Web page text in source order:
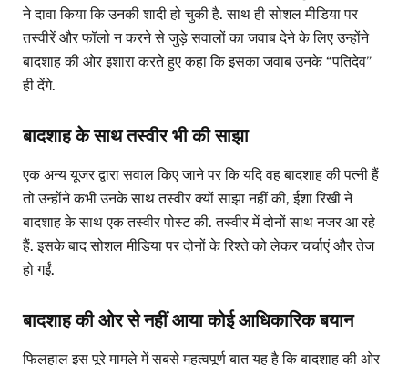
ने दावा किया कि उनकी शादी हो चुकी है. साथ ही सोशल मीडिया पर
तस्वीरें और फॉलो न करने से जुड़े सवालों का जवाब देने के लिए उन्होंने
बादशाह की ओर इशारा करते हुए कहा कि इसका जवाब उनके “पतिदेव”
ही देंगे.
बादशाह के साथ तस्वीर भी की साझा
एक अन्य यूजर द्वारा सवाल किए जाने पर कि यदि वह बादशाह की पत्नी हैं
तो उन्होंने कभी उनके साथ तस्वीर क्यों साझा नहीं की, ईशा रिखी ने
बादशाह के साथ एक तस्वीर पोस्ट की. तस्वीर में दोनों साथ नजर आ रहे
हैं. इसके बाद सोशल मीडिया पर दोनों के रिश्ते को लेकर चर्चाएं और तेज
हो गईं.
बादशाह की ओर से नहीं आया कोई आधिकारिक बयान
फिलहाल इस पूरे मामले में सबसे महत्वपूर्ण बात यह है कि बादशाह की ओर